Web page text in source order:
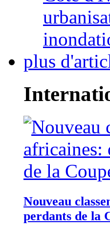
plus
Nouveau
perdants de la